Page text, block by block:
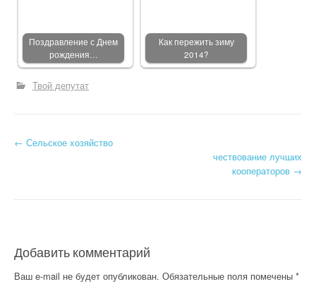
Поздравление с Днем
рождения…
Как пережить зиму
2014?
Твой депутат
Post navigation
← Сельское хозяйство
чествование лучших
кооператоров →
Добавить комментарий
Ваш e-mail не будет опубликован. Обязательные поля помечены *